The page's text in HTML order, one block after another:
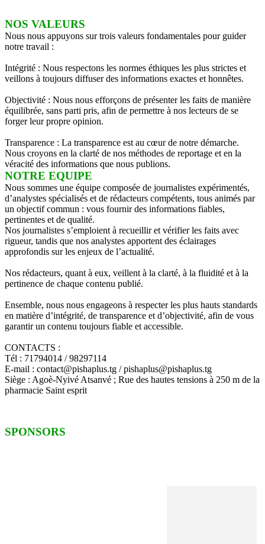
NOS VALEURS
Nous nous appuyons sur trois valeurs fondamentales pour guider
notre travail :
Intégrité : Nous respectons les normes éthiques les plus strictes et
veillons à toujours diffuser des informations exactes et honnêtes.
Objectivité : Nous nous efforçons de présenter les faits de manière
équilibrée, sans parti pris, afin de permettre à nos lecteurs de se
forger leur propre opinion.
Transparence : La transparence est au cœur de notre démarche.
Nous croyons en la clarté de nos méthodes de reportage et en la
véracité des informations que nous publions.
NOTRE EQUIPE
Nous sommes une équipe composée de journalistes expérimentés,
d’analystes spécialisés et de rédacteurs compétents, tous animés par
un objectif commun : vous fournir des informations fiables,
pertinentes et de qualité.
Nos journalistes s’emploient à recueillir et vérifier les faits avec
rigueur, tandis que nos analystes apportent des éclairages
approfondis sur les enjeux de l’actualité.
Nos rédacteurs, quant à eux, veillent à la clarté, à la fluidité et à la
pertinence de chaque contenu publié.
Ensemble, nous nous engageons à respecter les plus hauts standards
en matière d’intégrité, de transparence et d’objectivité, afin de vous
garantir un contenu toujours fiable et accessible.
CONTACTS :
Tél : 71794014 / 98297114
E-mail : contact@pishaplus.tg / pishaplus@pishaplus.tg
Siège : Agoè-Nyivé Atsanvé ; Rue des hautes tensions à 250 m de la
pharmacie Saint esprit
SPONSORS